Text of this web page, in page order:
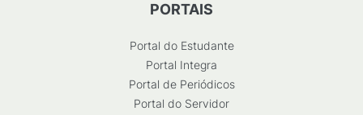
PORTAIS
Portal do Estudante
Portal Integra
Portal de Periódicos
Portal do Servidor